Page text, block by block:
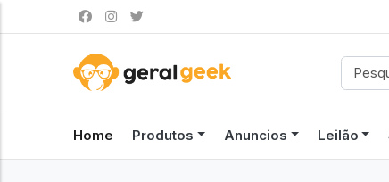
Home Produtos Anuncios Leilão